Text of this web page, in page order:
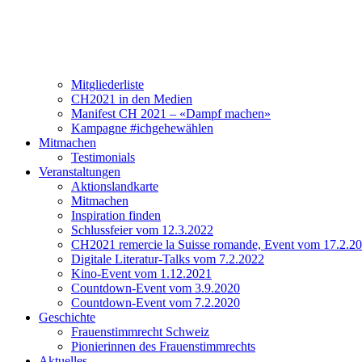
Mitgliederliste
CH2021 in den Medien
Manifest CH 2021 – «Dampf machen»
Kampagne #ichgehewählen
Mitmachen
Testimonials
Veranstaltungen
Aktionslandkarte
Mitmachen
Inspiration finden
Schlussfeier vom 12.3.2022
CH2021 remercie la Suisse romande, Event vom
Digitale Literatur-Talks vom 7.2.2022
Kino-Event vom 1.12.2021
Countdown-Event vom 3.9.2020
Countdown-Event vom 7.2.2020
Geschichte
Frauenstimmrecht Schweiz
Pionierinnen des Frauenstimmrechts